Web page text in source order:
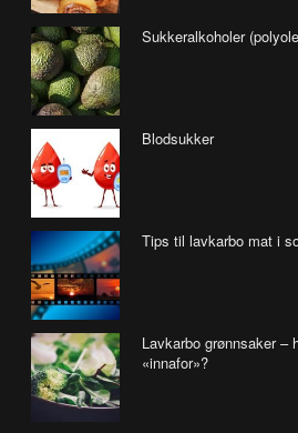
Sukkeralkoholer
Blodsukker
Tips til lavkarbo mat i
Lavkarbo grønnsaker –
«innafor»?